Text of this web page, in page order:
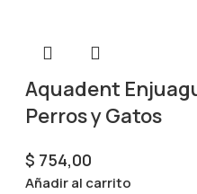
Aquadent
Perros y Gatos
$ 754,00
Añadir al carrito